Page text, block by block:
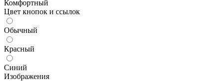
Комфортный
Цвет кнопок и ссылок
Обычный
Красный
Синий
Изображения